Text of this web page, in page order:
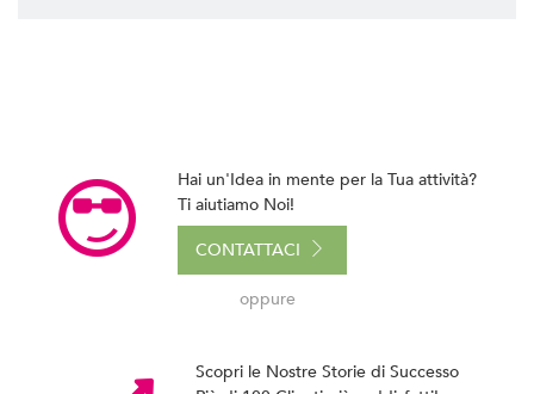
Hai un'Idea in mente per la Tua attività?
Ti aiutiamo Noi!
CONTATTACI
oppure
Scopri le Nostre Storie di Successo